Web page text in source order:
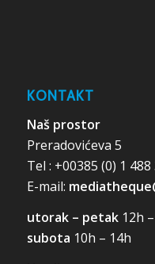
KONTAKT
Naš prostor
Preradovićeva 5
Tel : +00385 (0) 1
E-mail:
utorak – petak12h
subota 10h – 14h